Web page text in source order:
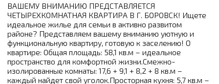
ВАШЕМУ ВНИМАНИЮ ПРЕДСТАВЛЯЕТСЯ
ЧЕТЫРЕХКОМНАТНАЯ КВАРТИРА В Г. БОРОВСК! Ищете
идеальное жилье для семьи в активно развитом
районе? Представляем вашему вниманию уютную и
функциональную квартиру, готовую к заселению! О
квартире: Общая площадь: 58,1 кв.м – идеальное
пространство для комфортной жизни.Смежно-
изолированные комнаты: 17,6 + 9,1 + 8,2 + 8 кв.м –
каждый найдет свой уголок.Просторная кухня: 5,7 кв.м –